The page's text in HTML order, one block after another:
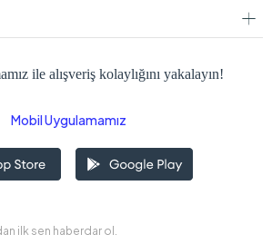
ile alışveriş kolaylığını yakalayın!
Mobil Uygulamamız
ilk sen haberdar ol.